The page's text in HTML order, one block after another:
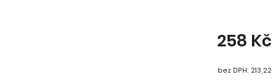
258 Kč
bez DPH: 213,22